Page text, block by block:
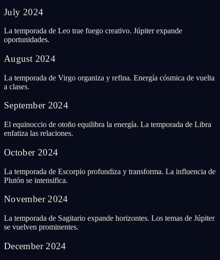
July 2024
La temporada de Leo trae fuego creativo. Júpiter expande
oportunidades.
August 2024
La temporada de Virgo organiza y refina. Energía cósmica de vuelta
a clases.
September 2024
El equinoccio de otoño equilibra la energía. La temporada de Libra
enfatiza las relaciones.
October 2024
La temporada de Escorpio profundiza y transforma. La influencia de
Plutón se intensifica.
November 2024
La temporada de Sagitario expande horizontes. Los temas de Júpiter
se vuelven prominentes.
December 2024